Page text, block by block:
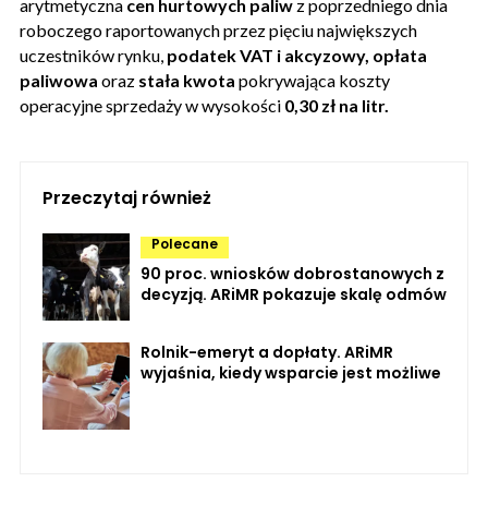
arytmetyczna cen hurtowych paliw z poprzedniego dnia
roboczego raportowanych przez pięciu największych
uczestników rynku, podatek VAT i akcyzowy, opłata
paliwowa oraz stała kwota pokrywająca koszty
operacyjne sprzedaży w wysokości 0,30 zł na litr.
Przeczytaj również
Polecane
90 proc. wniosków dobrostanowych z
decyzją. ARiMR pokazuje skalę odmów
Rolnik-emeryt a dopłaty. ARiMR
wyjaśnia, kiedy wsparcie jest możliwe